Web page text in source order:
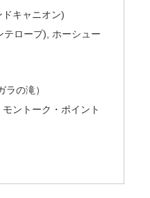
キャニオン)
ロープ), ホーシュー
の滝）
ントーク・ポイント